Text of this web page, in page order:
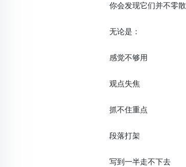
你会发现它们并不零散
无论是：
感觉不够用
观点失焦
抓不住重点
段落打架
写到一半走不下去